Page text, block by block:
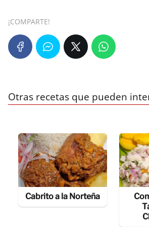
¡COMPARTE!
Otras recetas que pueden
Cabrito a la Norteña